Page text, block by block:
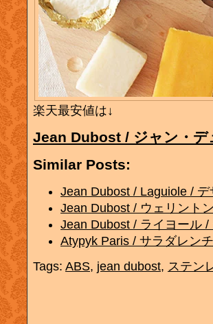
楽天最安値は↓
Jean Dubost / ジャン・
Similar Posts:
Jean Dubost / Laguiole / デ
Jean Dubost / ウェリント
Jean Dubost / ライヨール /
Atypyk Paris / サラダレンチ
Tags: ABS, jean dubost, ステン